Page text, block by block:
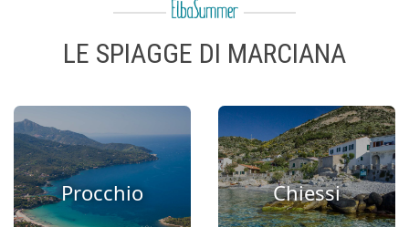
vera e autentica.
LE SPIAGGE DI MARCIANA
Procchio Chiessi